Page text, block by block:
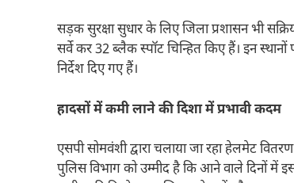
सड़क सुरक्षा सुधार के लिए जिला प्रशासन भी
सर्वे कर 32 ब्लैक स्पॉट चिन्हित किए हैं। इन
निर्देश दिए गए हैं।
हादसों में कमी लाने की दिशा में प्रभावी कदम
एसपी सोमवंशी द्वारा चलाया जा रहा हेलमेट
पुलिस विभाग को उम्मीद है कि आने वाले दिनों में